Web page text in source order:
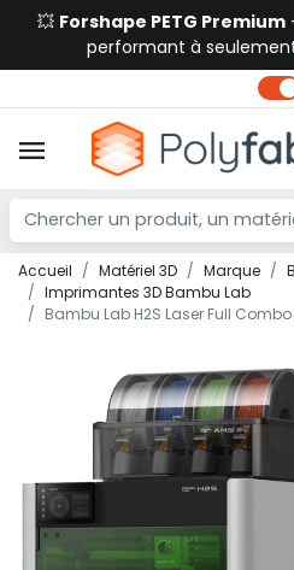
💥 Forshape PETG Premium
performant à
Accueil Matériel 3D Marque
Imprimantes 3D Bambu Lab
Bambu Lab H2S Laser Full Combo